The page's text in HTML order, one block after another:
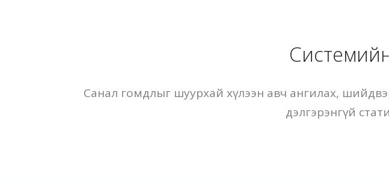
Санал гомдлыг шуурхай хүлээн авч ангилах,
дэлгэрэнгүй